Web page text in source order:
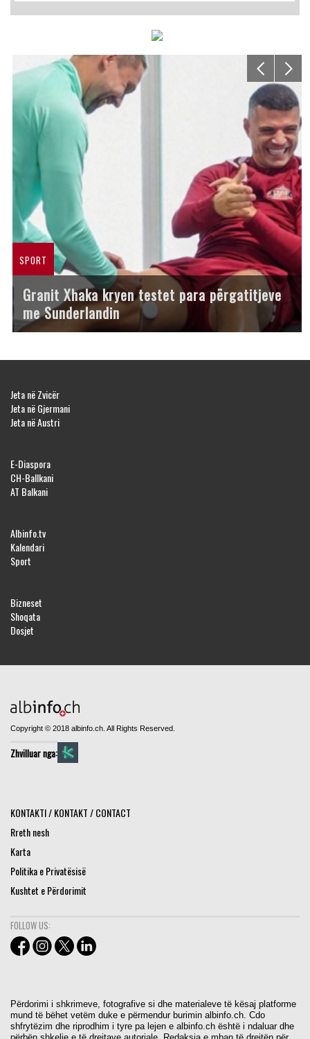
SPORT
Granit Xhaka kryen testet para përgatitjeve
me Sunderlandin
Jeta në Zvicër
Jeta në Gjermani
Jeta në Austri
E-Diaspora
CH-Ballkani
AT Balkani
Albinfo.tv
Kalendari
Sport
Bizneset
Shoqata
Dosjet
Copyright © 2018 albinfo.ch. All Rights Reserved.
Zhvilluar nga:
KONTAKTI / KONTAKT / CONTACT
Rreth nesh
Karta
Politika e Privatësisë
Kushtet e Përdorimit
FOLLOW US:
Përdorimi i shkrimeve, fotografive si dhe materialeve të kësaj platforme
mund të bëhet vetëm duke e përmendur burimin albinfo.ch. Cdo
shfrytëzim dhe riprodhim i tyre pa lejen e albinfo.ch është i ndaluar dhe